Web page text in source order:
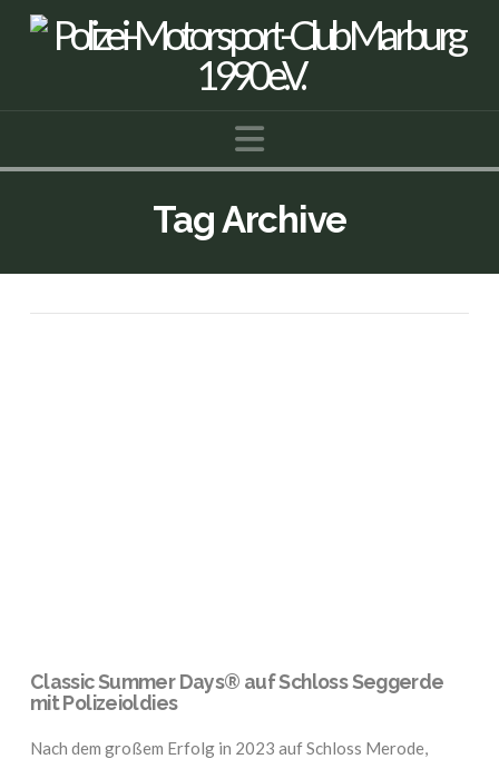
Navigation
Tag Archive
Classic Summer Days® auf Schloss Seggerde
mit Polizeioldies
Nach dem großem Erfolg in 2023 auf Schloss Merode,